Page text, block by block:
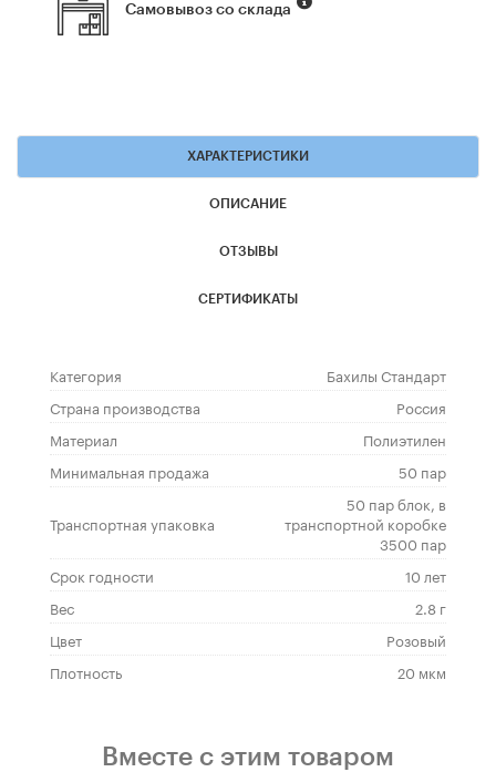
Самовывоз со склада
ХАРАКТЕРИСТИКИ
ОПИСАНИЕ
ОТЗЫВЫ
СЕРТИФИКАТЫ
Категория
Бахилы Стандарт
Страна производства
Россия
Материал
Полиэтилен
Минимальная продажа
50 пар
Транспортная упаковка
50 пар блок, в
транспортной коробке
3500 пар
Срок годности
10 лет
Вес
2.8 г
Цвет
Розовый
Плотность
20 мкм
Вместе с этим товаром